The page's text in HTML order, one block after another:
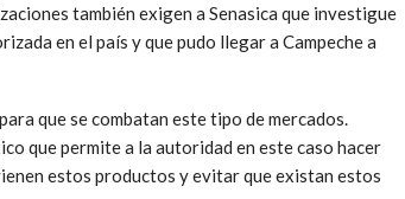
también exigen a Senasica que investigue
en el país y que pudo llegar a Campeche a
que se combatan este tipo de mercados.
que permite a la autoridad en este caso hacer
estos productos y evitar que existan estos